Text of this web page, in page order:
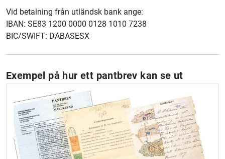
Vid betalning från utländsk bank ange:
IBAN: SE83 1200 0000 0128 1010 7238
BIC/SWIFT: DABASESX
Exempel på hur ett pantbrev kan se ut